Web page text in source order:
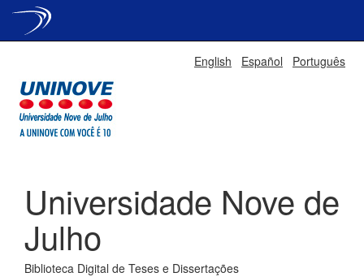
English Español Português
Universidade Nove de
Julho
Biblioteca Digital de Teses e Dissertações